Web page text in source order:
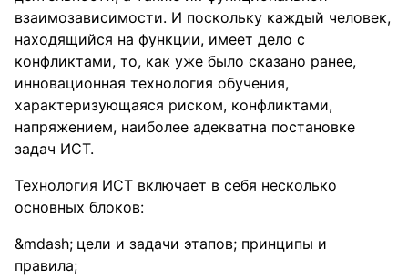
взаимозависимости. И поскольку каждый человек,
находящийся на функции, имеет дело с
конфликтами, то, как уже было сказано ранее,
инновационная технология обучения,
характеризующаяся риском, конфликтами,
напряжением, наиболее адекватна постановке
задач ИСТ.
Технология ИСТ включает в себя несколько
основных блоков:
цели и задачи этапов; принципы и
правила;